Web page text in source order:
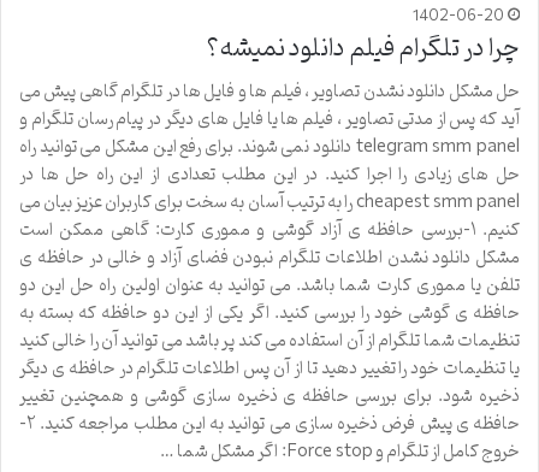
1402-06-20
چرا در تلگرام فیلم دانلود نمیشه؟
حل مشکل دانلود نشدن تصاویر ، فیلم ها و فایل ها در تلگرام گاهی پیش می
آید که پس از مدتی تصاویر ، فیلم ها یا فایل های دیگر در پیام رسان تلگرام و
telegram smm panel دانلود نمی شوند. برای رفع این مشکل می توانید راه
حل های زیادی را اجرا کنید. در این مطلب تعدادی از این راه حل ها در
cheapest smm panel را به ترتیب آسان به سخت برای کاربران عزیز بیان می
کنیم. ۱-بررسی حافظه ی آزاد گوشی و مموری کارت: گاهی ممکن است
مشکل دانلود نشدن اطلاعات تلگرام نبودن فضای آزاد و خالی در حافظه ی
تلفن یا مموری کارت شما باشد. می توانید به عنوان اولین راه حل این دو
حافظه ی گوشی خود را بررسی کنید. اگر یکی از این دو حافظه که بسته به
تنظیمات شما تلگرام از آن استفاده می کند پر باشد می توانید آن را خالی کنید
یا تنظیمات خود را تغییر دهید تا از آن پس اطلاعات تلگرام در حافظه ی دیگر
ذخیره شود. برای بررسی حافظه ی ذخیره سازی گوشی و همچنین تغییر
حافظه ی پیش فرض ذخیره سازی می توانید به این مطلب مراجعه کنید. ۲-
خروج کامل از تلگرام و Force stop: اگر مشکل شما …